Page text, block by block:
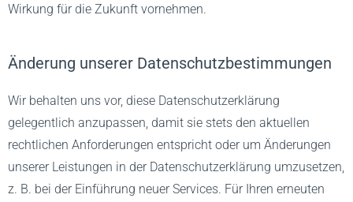
Wirkung für die Zukunft vornehmen.
Änderung unserer Datenschutzbestimmungen
Wir behalten uns vor, diese Datenschutzerklärung
gelegentlich anzupassen, damit sie stets den aktuellen
rechtlichen Anforderungen entspricht oder um Änderungen
unserer Leistungen in der Datenschutzerklärung umzusetzen,
z. B. bei der Einführung neuer Services. Für Ihren erneuten